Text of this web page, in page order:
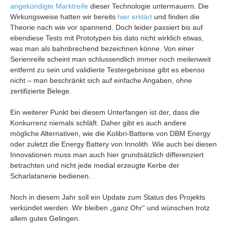
angekündigte Marktreife dieser Technologie untermauern. Die
Wirkungsweise hatten wir bereits hier erklärt und finden die
Theorie nach wie vor spannend. Doch leider passiert bis auf
ebendiese Tests mit Prototypen bis dato nicht wirklich etwas,
was man als bahnbrechend bezeichnen könne. Von einer
Serienreife scheint man schlussendlich immer noch meilenweit
entfernt zu sein und validierte Testergebnisse gibt es ebenso
nicht – man beschränkt sich auf einfache Angaben, ohne
zertifizierte Belege.
Ein weiterer Punkt bei diesem Unterfangen ist der, dass die
Konkurrenz niemals schläft. Daher gibt es auch andere
mögliche Alternativen, wie die Kolibri-Batterie von DBM Energy
oder zuletzt die Energy Battery von Innolith. Wie auch bei diesen
Innovationen muss man auch hier grundsätzlich differenziert
betrachten und nicht jede medial erzeugte Kerbe der
Scharlatanerie bedienen.
Noch in diesem Jahr soll ein Update zum Status des Projekts
verkündet werden. Wir bleiben „ganz Ohr“ und wünschen trotz
allem gutes Gelingen.